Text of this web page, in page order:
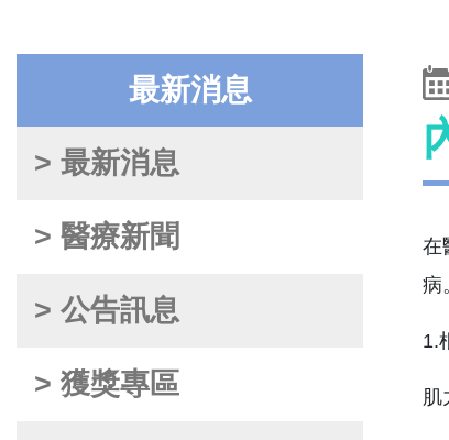
最新消息
> 最新消息
> 醫療新聞
> 公告訊息
> 獲獎專區
在
病
1.
肌